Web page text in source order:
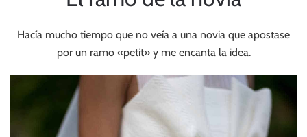
Hacía mucho tiempo que no veía a una novia que apostase
por un ramo «petit» y me encanta la idea.